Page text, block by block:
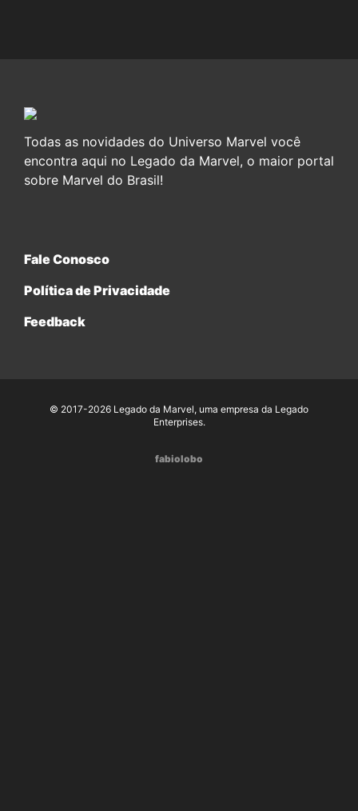
Todas as novidades do Universo Marvel você
encontra aqui no Legado da Marvel, o maior portal
sobre Marvel do Brasil!
Fale Conosco
Política de Privacidade
Feedback
© 2017-2026 Legado da Marvel, uma empresa da Legado
Enterprises.
fabiolobo